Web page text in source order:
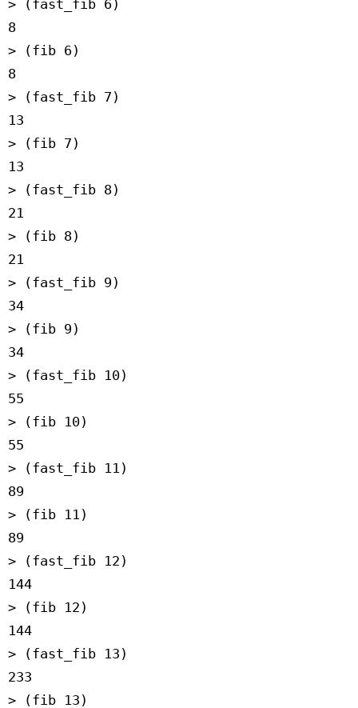
> (fast_fib 6)
8
> (fib 6)
8
> (fast_fib 7)
13
> (fib 7)
13
> (fast_fib 8)
21
> (fib 8)
21
> (fast_fib 9)
34
> (fib 9)
34
> (fast_fib 10)
55
> (fib 10)
55
> (fast_fib 11)
89
> (fib 11)
89
> (fast_fib 12)
144
> (fib 12)
144
> (fast_fib 13)
233
> (fib 13)